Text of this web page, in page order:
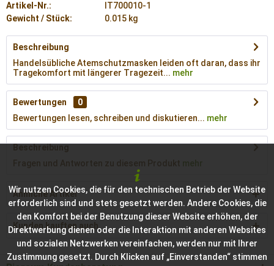
Artikel-Nr.:
IT700010-1
Gewicht / Stück:
0.015 kg
Beschreibung
Handelsübliche Atemschutzmasken leiden oft daran, dass ihr
Tragekomfort mit längerer Tragezeit... mehr
Bewertungen
0
Bewertungen lesen, schreiben und diskutieren... mehr
Beschreibung
Fragen und Antworten zu diesem Produkt mehr
Ähnliche Artikel
Kunden kauften auch
Wir nutzen Cookies, die für den technischen Betrieb der Website
erforderlich sind und stets gesetzt werden. Andere Cookies, die
den Komfort bei der Benutzung dieser Website erhöhen, der
Direktwerbung dienen oder die Interaktion mit anderen Websites
und sozialen Netzwerken vereinfachen, werden nur mit Ihrer
Zustimmung gesetzt. Durch Klicken auf „Einverstanden“ stimmen